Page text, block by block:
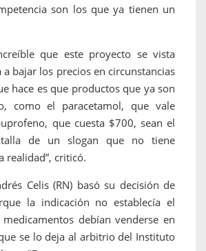
son los que ya tienen un
que este proyecto se vista
a bajar los precios en circunstancias
hace es que productos que ya son
como el paracetamol, que vale
que cuesta $700, sean el
de un slogan que no tiene
realidad”, criticó.
Celis (RN) basó su decisión de
la indicación no establecía el
debían venderse en
se lo deja al arbitrio del Instituto